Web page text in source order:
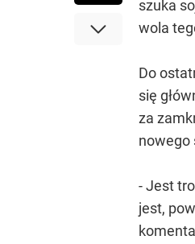
szuka
wola
Do
się
za
nowego
- Jest
jest,